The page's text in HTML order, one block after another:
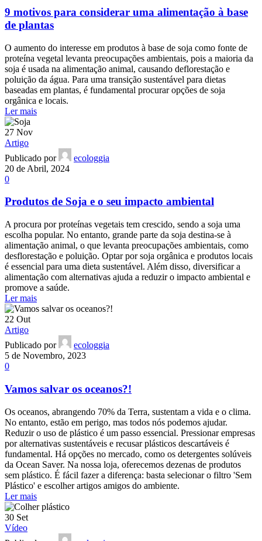
9 motivos para considerar uma alimentação à base
de plantas
O aumento do interesse em produtos à base de soja como fonte de
proteína vegetal levanta preocupações ambientais, pois a maioria da
soja é usada na alimentação animal, causando deflorestação e
poluição da água. Para uma transição sustentável para dietas
baseadas em plantas, é fundamental procurar opções de soja
orgânica e locais.
Ler mais
27 Nov
Artigo
Publicado por
ecologgia
20 de Abril, 2024
0
Produtos de Soja e o seu impacto ambiental
A procura por proteínas vegetais tem crescido, sendo a soja uma
escolha popular. No entanto, grande parte da soja destina-se à
alimentação animal, o que levanta preocupações ambientais, como
desflorestação e poluição. Optar por soja orgânica e produtos locais
é essencial para uma dieta sustentável. Além disso, diversificar a
alimentação com alternativas ajuda a reduzir o impacto ambiental e
promove a saúde.
Ler mais
22 Out
Artigo
Publicado por
ecologgia
5 de Novembro, 2023
0
Vamos salvar os oceanos?!
Os oceanos, abrangendo 70% da Terra, sustentam a vida e o clima.
No entanto, estão em perigo, mas todos nós podemos ajudar.
Reduzir o uso de plástico é um passo essencial. Pressionar empresas
por alternativas sustentáveis e recusar plásticos descartáveis é
fundamental. Há opções no mercado, como os detergentes solúveis
da Ocean Saver. Na nossa loja, oferecemos dezenas de produtos
sem plástico. É fácil fazer a diferença: basta selecionar o filtro 'Sem
Plástico' e escolher artigos amigos do ambiente.
Ler mais
30 Set
Vídeo